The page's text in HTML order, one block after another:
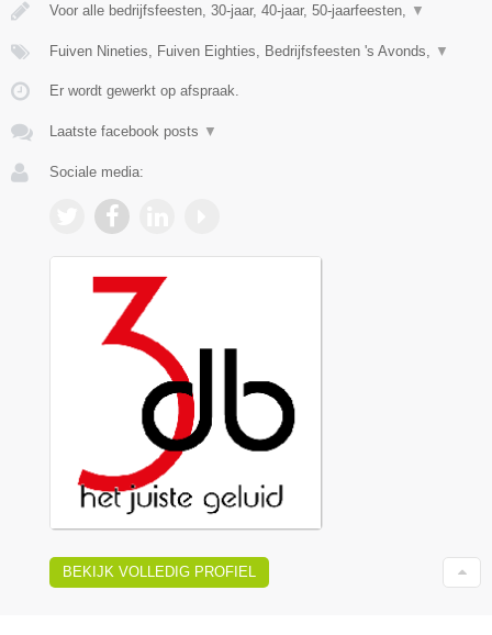
Voor alle bedrijfsfeesten, 30-jaar, 40-jaar, 50-jaarfeesten, ▼
Fuiven Nineties, Fuiven Eighties, Bedrijfsfeesten 's Avonds, ▼
Er wordt gewerkt op afspraak.
Laatste facebook posts ▼
Sociale media:
BEKIJK VOLLEDIG PROFIEL